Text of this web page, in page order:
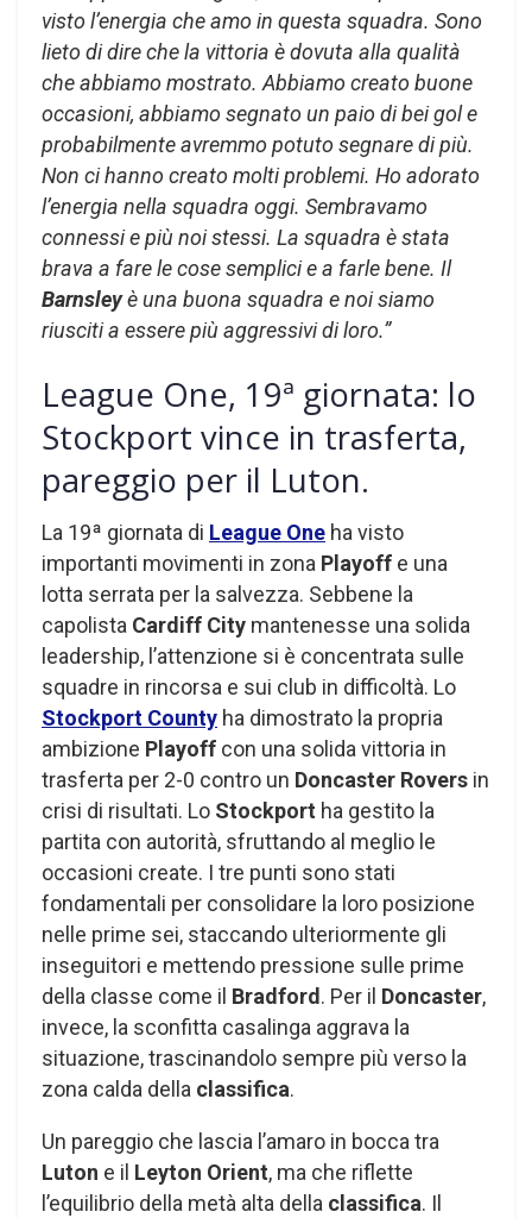
visto l’energia che amo in questa squadra. Sono
lieto di dire che la vittoria è dovuta alla qualità
che abbiamo mostrato. Abbiamo creato buone
occasioni, abbiamo segnato un paio di bei gol e
probabilmente avremmo potuto segnare di più.
Non ci hanno creato molti problemi. Ho adorato
l’energia nella squadra oggi. Sembravamo
connessi e più noi stessi. La squadra è stata
brava a fare le cose semplici e a farle bene. Il
Barnsleyè una buona squadra e noi siamo
riusciti a essere più aggressividi loro.”
League One, 19ª giornata: lo
Stockport vince in trasferta,
pareggio per il Luton.
La 19ª giornata di League One ha visto
importanti movimenti in zona Playoff e una
lotta serrata per la salvezza. Sebbene la
capolista Cardiff City mantenesse una solida
leadership, l’attenzione si è concentrata sulle
squadre in rincorsa e sui club in difficoltà. Lo
Stockport County ha dimostrato la propria
ambizione Playoff con una solida vittoria in
trasferta per 2-0 contro un Doncaster Rovers in
crisi di risultati. Lo Stockport ha gestito la
partita con autorità, sfruttando al meglio le
occasioni create. I tre punti sono stati
fondamentali per consolidare la loro posizione
nelle prime sei, staccando ulteriormente gli
inseguitori e mettendo pressione sulle prime
della classe come il Bradford. Per il Doncaster,
invece, la sconfitta casalinga aggrava la
situazione, trascinandolo sempre più verso la
zona calda della classifica.
Un pareggio che lascia l’amaro in bocca tra
Luton e il Leyton Orient, ma che riflette
l’equilibrio della metà alta della classifica. Il